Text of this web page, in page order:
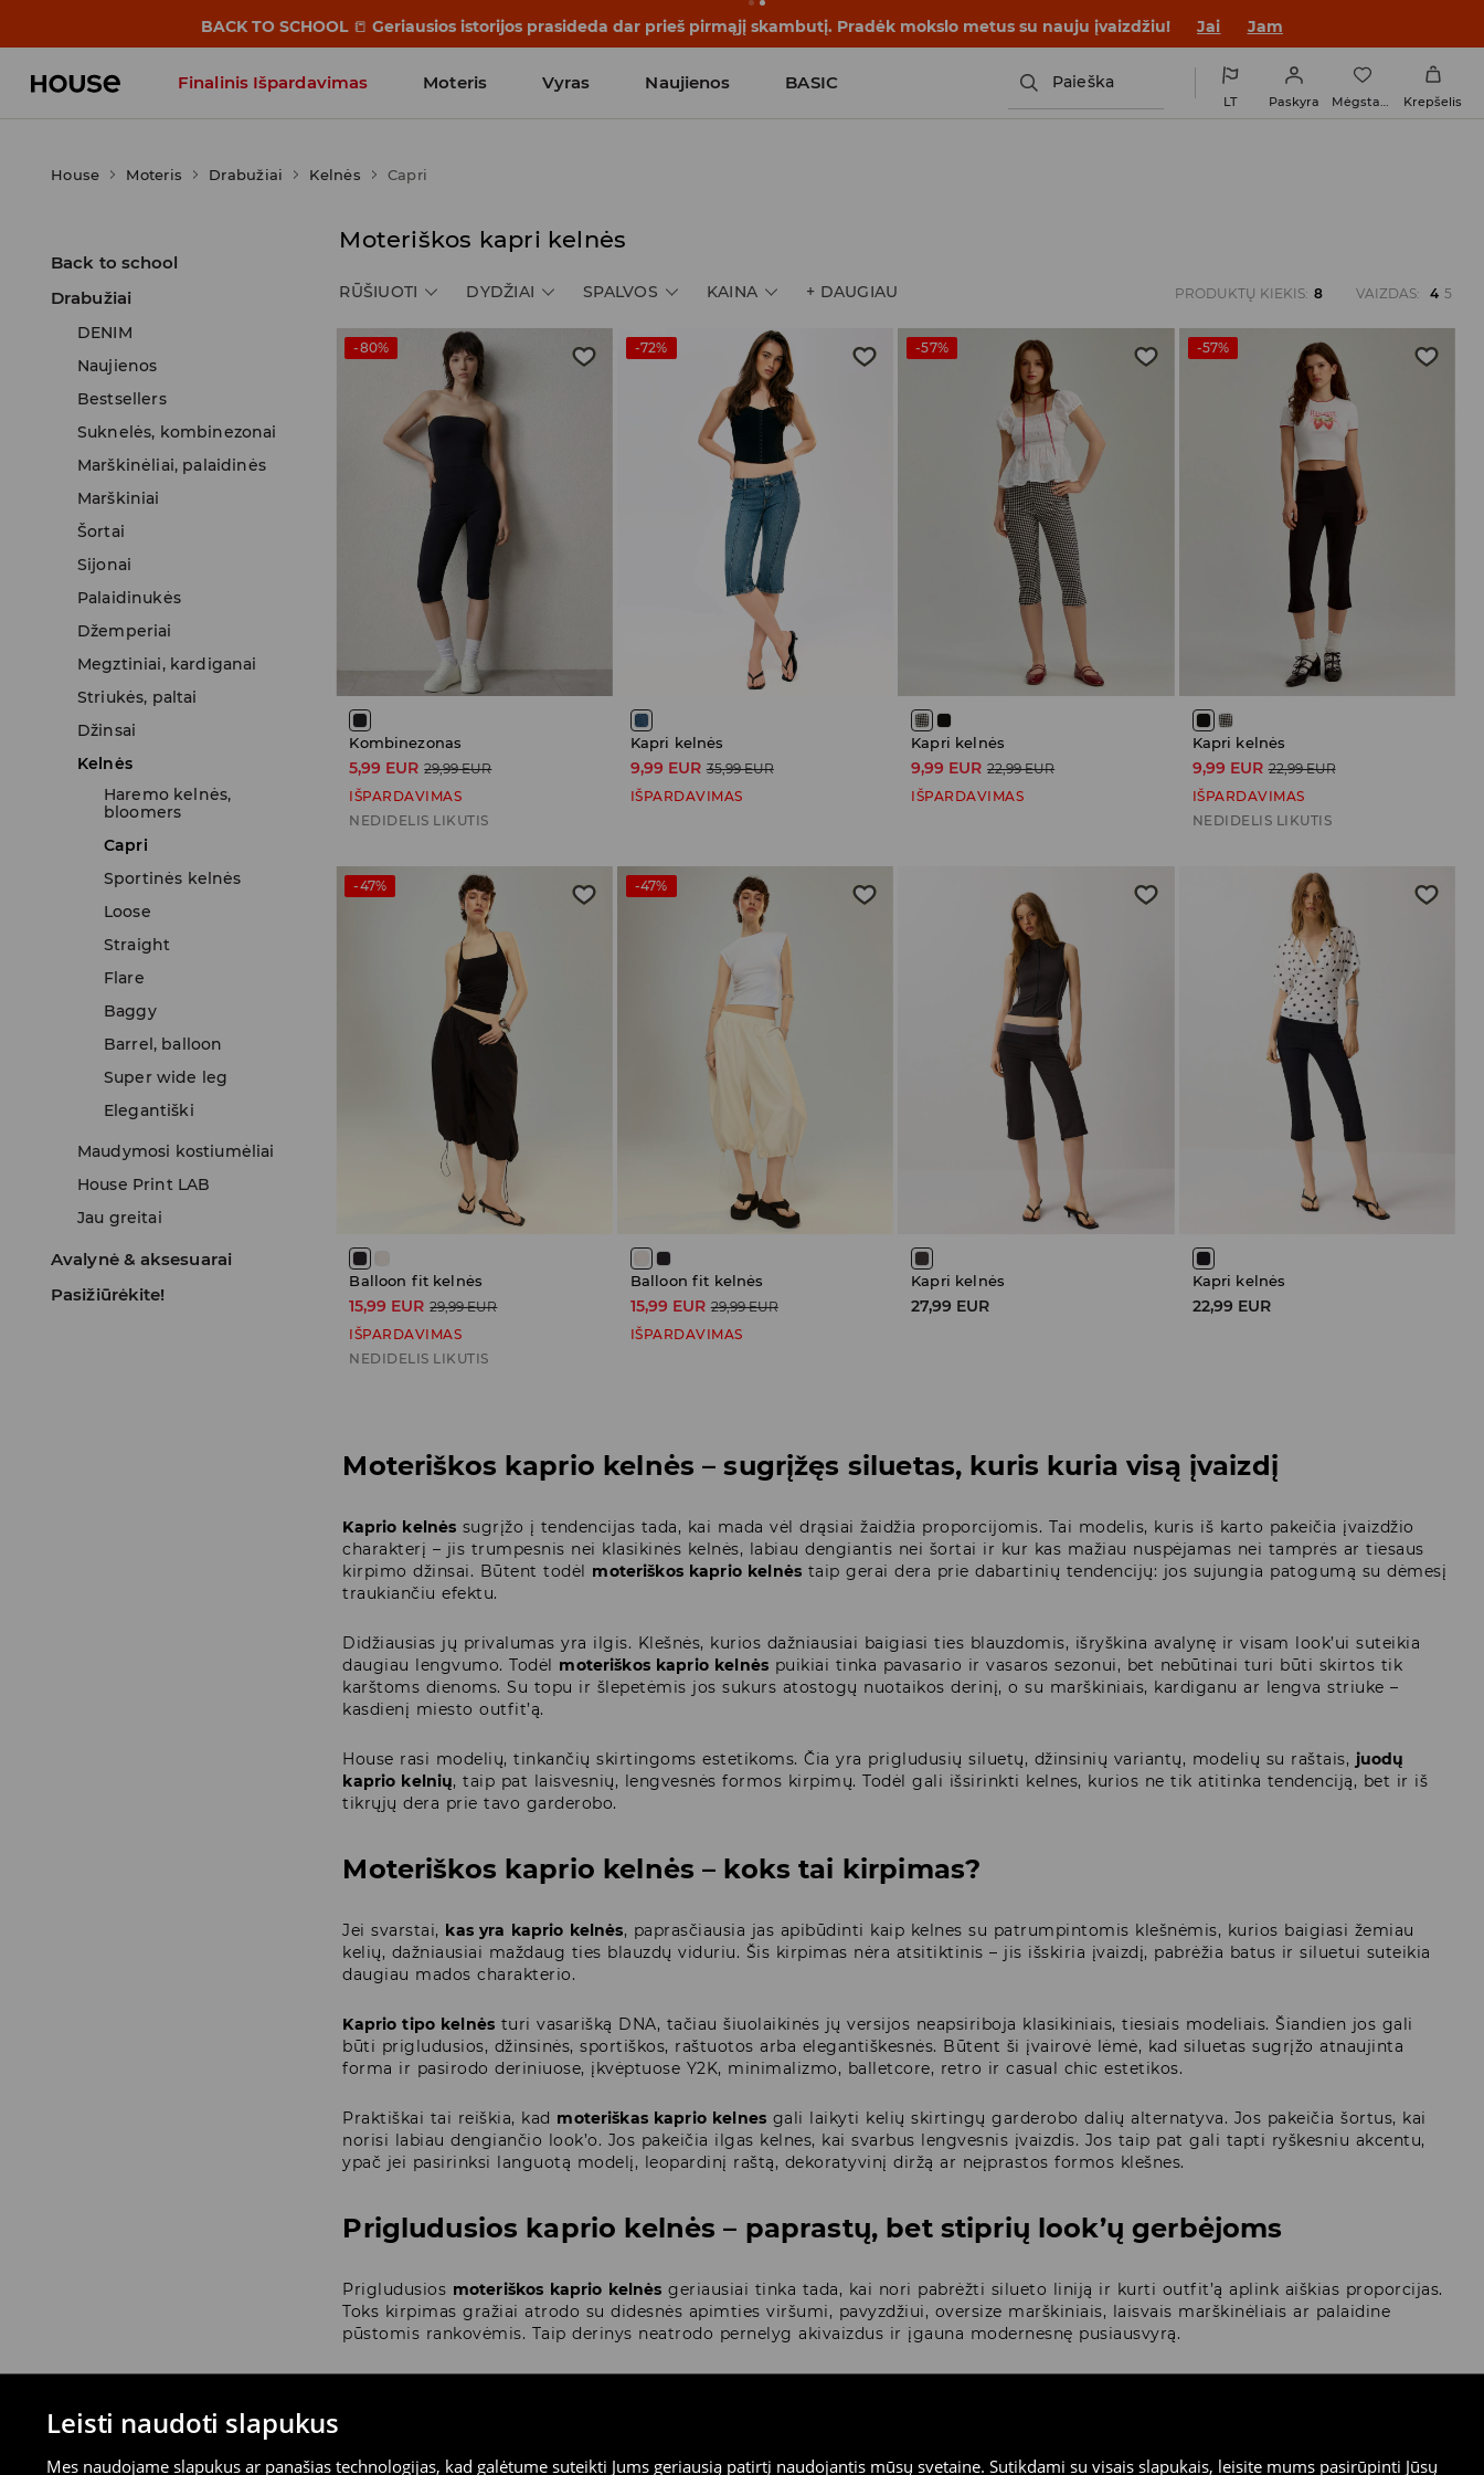
Leisti naudoti slapukus
Mes naudojame slapukus ar panašias technologijas, kad galėtume suteikti Jums geriausią patirtį naudojantis mūsų svetaine. Sutikdami su visais slapukais, leisite mums pasirūpinti Jūsų
BACK TO SCHOOL 📒 Geriausios istorijos prasideda dar prieš pirmąjį skambutį. Pradėk mokslo metus su nauju įvaizdžiu! Jai Jam
Finalinis Išpardavimas Moteris Vyras Naujienos BASIC Paieška
LT Paskyra Mėgstamiausi Krepšelis
House Moteris Drabužiai Kelnės Capri
Back to school
Drabužiai
DENIM
Naujienos
Bestsellers
Suknelės, kombinezonai
Marškinėliai, palaidinės
Marškiniai
Šortai
Sijonai
Palaidinukės
Džemperiai
Megztiniai, kardiganai
Striukės, paltai
Džinsai
Kelnės
Haremo kelnės,
bloomers
Capri
Sportinės kelnės
Loose
Straight
Flare
Baggy
Barrel, balloon
Super wide leg
Elegantiški
Maudymosi kostiumėliai
House Print LAB
Jau greitai
Avalynė & aksesuarai
Pasižiūrėkite!
Moteriškos kapri kelnės
RŪŠIUOTI DYDŽIAI SPALVOS KAINA + DAUGIAU PRODUKTŲ KIEKIS: 8 VAIZDAS: 4 5
-80%
Kombinezonas
5,99 EUR 29,99 EUR
IŠPARDAVIMAS
NEDIDELIS LIKUTIS
-72%
Kapri kelnės
9,99 EUR 35,99 EUR
IŠPARDAVIMAS
-57%
Kapri kelnės
9,99 EUR 22,99 EUR
IŠPARDAVIMAS
-57%
Kapri kelnės
9,99 EUR 22,99 EUR
IŠPARDAVIMAS
NEDIDELIS LIKUTIS
-47%
Balloon fit kelnės
15,99 EUR 29,99 EUR
IŠPARDAVIMAS
NEDIDELIS LIKUTIS
-47%
Balloon fit kelnės
15,99 EUR 29,99 EUR
IŠPARDAVIMAS
Kapri kelnės
27,99 EUR
Kapri kelnės
22,99 EUR
Moteriškos kaprio kelnės – sugrįžęs siluetas, kuris kuria visą įvaizdį
Kaprio kelnės sugrįžo į tendencijas tada, kai mada vėl drąsiai žaidžia proporcijomis. Tai modelis, kuris iš karto pakeičia įvaizdžio
charakterį – jis trumpesnis nei klasikinės kelnės, labiau dengiantis nei šortai ir kur kas mažiau nuspėjamas nei tamprės ar tiesaus
kirpimo džinsai. Būtent todėl moteriškos kaprio kelnės taip gerai dera prie dabartinių tendencijų: jos sujungia patogumą su dėmesį
traukiančiu efektu.
Didžiausias jų privalumas yra ilgis. Klešnės, kurios dažniausiai baigiasi ties blauzdomis, išryškina avalynę ir visam look’ui suteikia
daugiau lengvumo. Todėl moteriškos kaprio kelnės puikiai tinka pavasario ir vasaros sezonui, bet nebūtinai turi būti skirtos tik
karštoms dienoms. Su topu ir šlepetėmis jos sukurs atostogų nuotaikos derinį, o su marškiniais, kardiganu ar lengva striuke –
kasdienį miesto outfit’ą.
House rasi modelių, tinkančių skirtingoms estetikoms. Čia yra prigludusių siluetų, džinsinių variantų, modelių su raštais, juodų
kaprio kelnių, taip pat laisvesnių, lengvesnės formos kirpimų. Todėl gali išsirinkti kelnes, kurios ne tik atitinka tendenciją, bet ir iš
tikrųjų dera prie tavo garderobo.
Moteriškos kaprio kelnės – koks tai kirpimas?
Jei svarstai, kas yra kaprio kelnės, paprasčiausia jas apibūdinti kaip kelnes su patrumpintomis klešnėmis, kurios baigiasi žemiau
kelių, dažniausiai maždaug ties blauzdų viduriu. Šis kirpimas nėra atsitiktinis – jis išskiria įvaizdį, pabrėžia batus ir siluetui suteikia
daugiau mados charakterio.
Kaprio tipo kelnės turi vasarišką DNA, tačiau šiuolaikinės jų versijos neapsiriboja klasikiniais, tiesiais modeliais. Šiandien jos gali
būti prigludusios, džinsinės, sportiškos, raštuotos arba elegantiškesnės. Būtent ši įvairovė lėmė, kad siluetas sugrįžo atnaujinta
forma ir pasirodo deriniuose, įkvėptuose Y2K, minimalizmo, balletcore, retro ir casual chic estetikos.
Praktiškai tai reiškia, kad moteriškas kaprio kelnes gali laikyti kelių skirtingų garderobo dalių alternatyva. Jos pakeičia šortus, kai
norisi labiau dengiančio look’o. Jos pakeičia ilgas kelnes, kai svarbus lengvesnis įvaizdis. Jos taip pat gali tapti ryškesniu akcentu,
ypač jei pasirinksi languotą modelį, leopardinį raštą, dekoratyvinį diržą ar neįprastos formos klešnes.
Prigludusios kaprio kelnės – paprastų, bet stiprių look’ų gerbėjoms
Prigludusios moteriškos kaprio kelnės geriausiai tinka tada, kai nori pabrėžti silueto liniją ir kurti outfit’ą aplink aiškias proporcijas.
Toks kirpimas gražiai atrodo su didesnės apimties viršumi, pavyzdžiui, oversize marškiniais, laisvais marškinėliais ar palaidine
pūstomis rankovėmis. Taip derinys neatrodo pernelyg akivaizdus ir įgauna modernesnę pusiausvyrą.